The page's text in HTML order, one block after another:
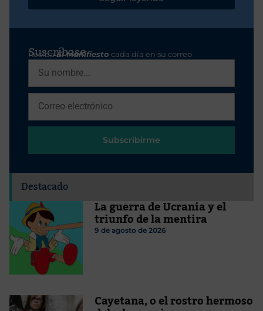
Suscríbase
RecibaEl Manifiesto cada día en su correo
Subscribirme
Destacado
La guerra de Ucrania y el
triunfo de la mentira
9 de agosto de 2026
Cayetana, o el rostro hermoso